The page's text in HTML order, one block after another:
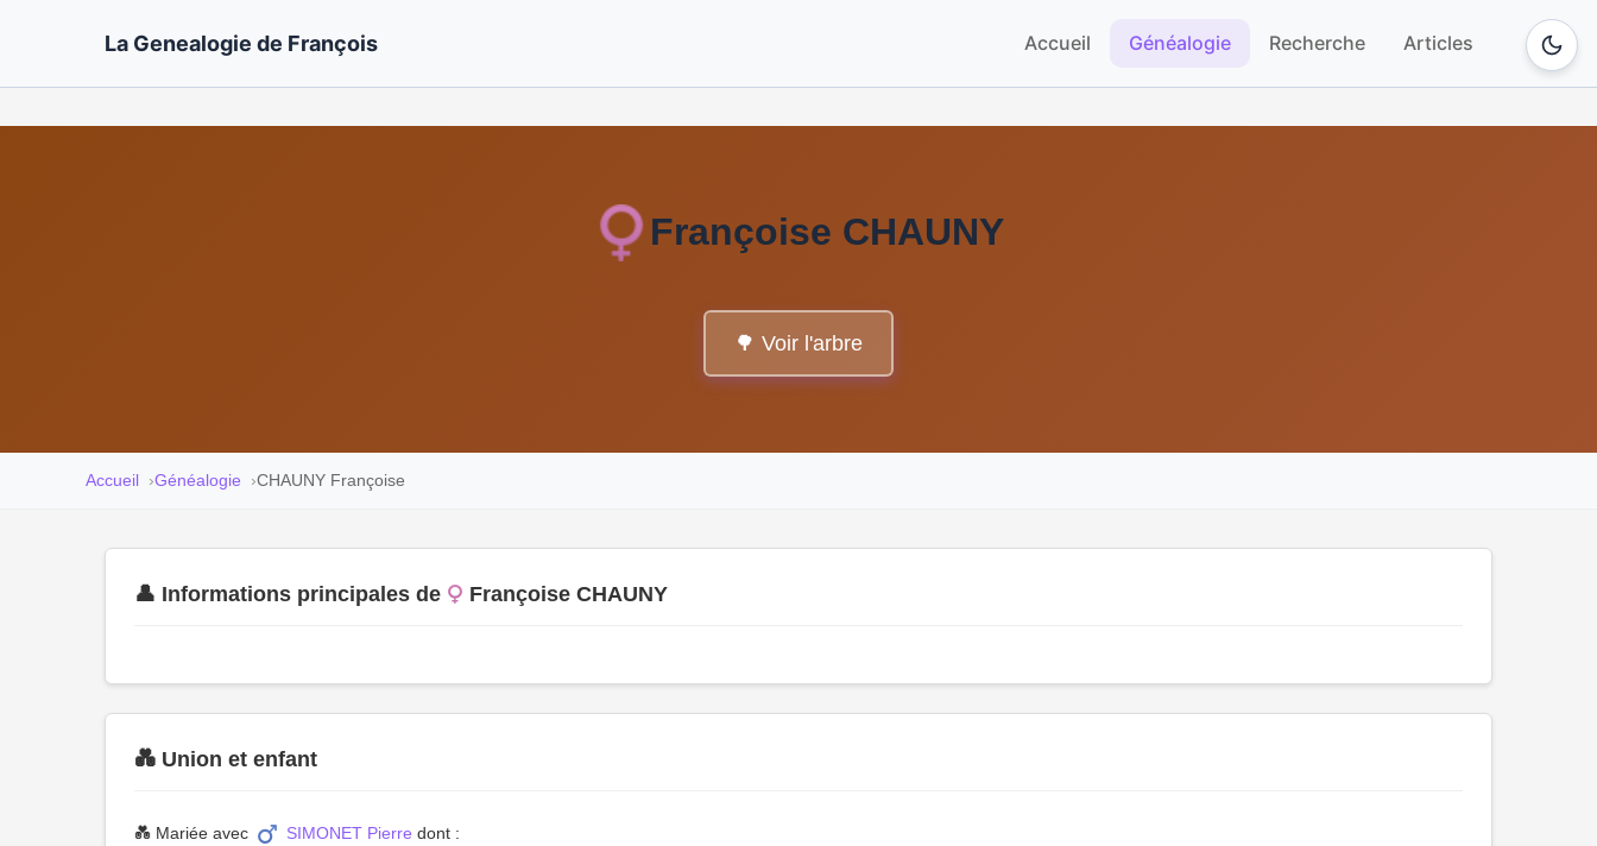
La Genealogie de François Accueil Généalogie Recherche Articles
Françoise CHAUNY
🌳 Voir l'arbre
Accueil Généalogie CHAUNY Françoise
👤 Informations principales de Françoise CHAUNY
💑 Union et enfant
💑 Mariée avec SIMONET Pierre dont :